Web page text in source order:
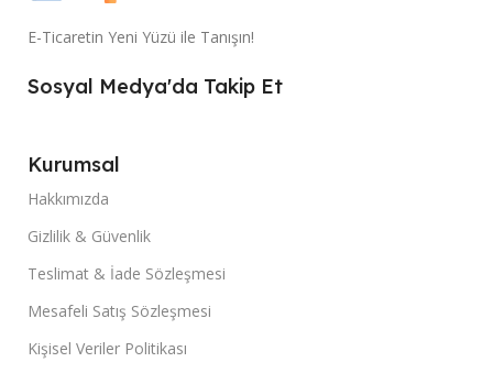
E-Ticaretin Yeni Yüzü ile Tanışın!
Sosyal Medya'da Takip Et
Kurumsal
Hakkımızda
Gizlilik & Güvenlik
Teslimat & İade Sözleşmesi
Mesafeli Satış Sözleşmesi
Kişisel Veriler Politikası